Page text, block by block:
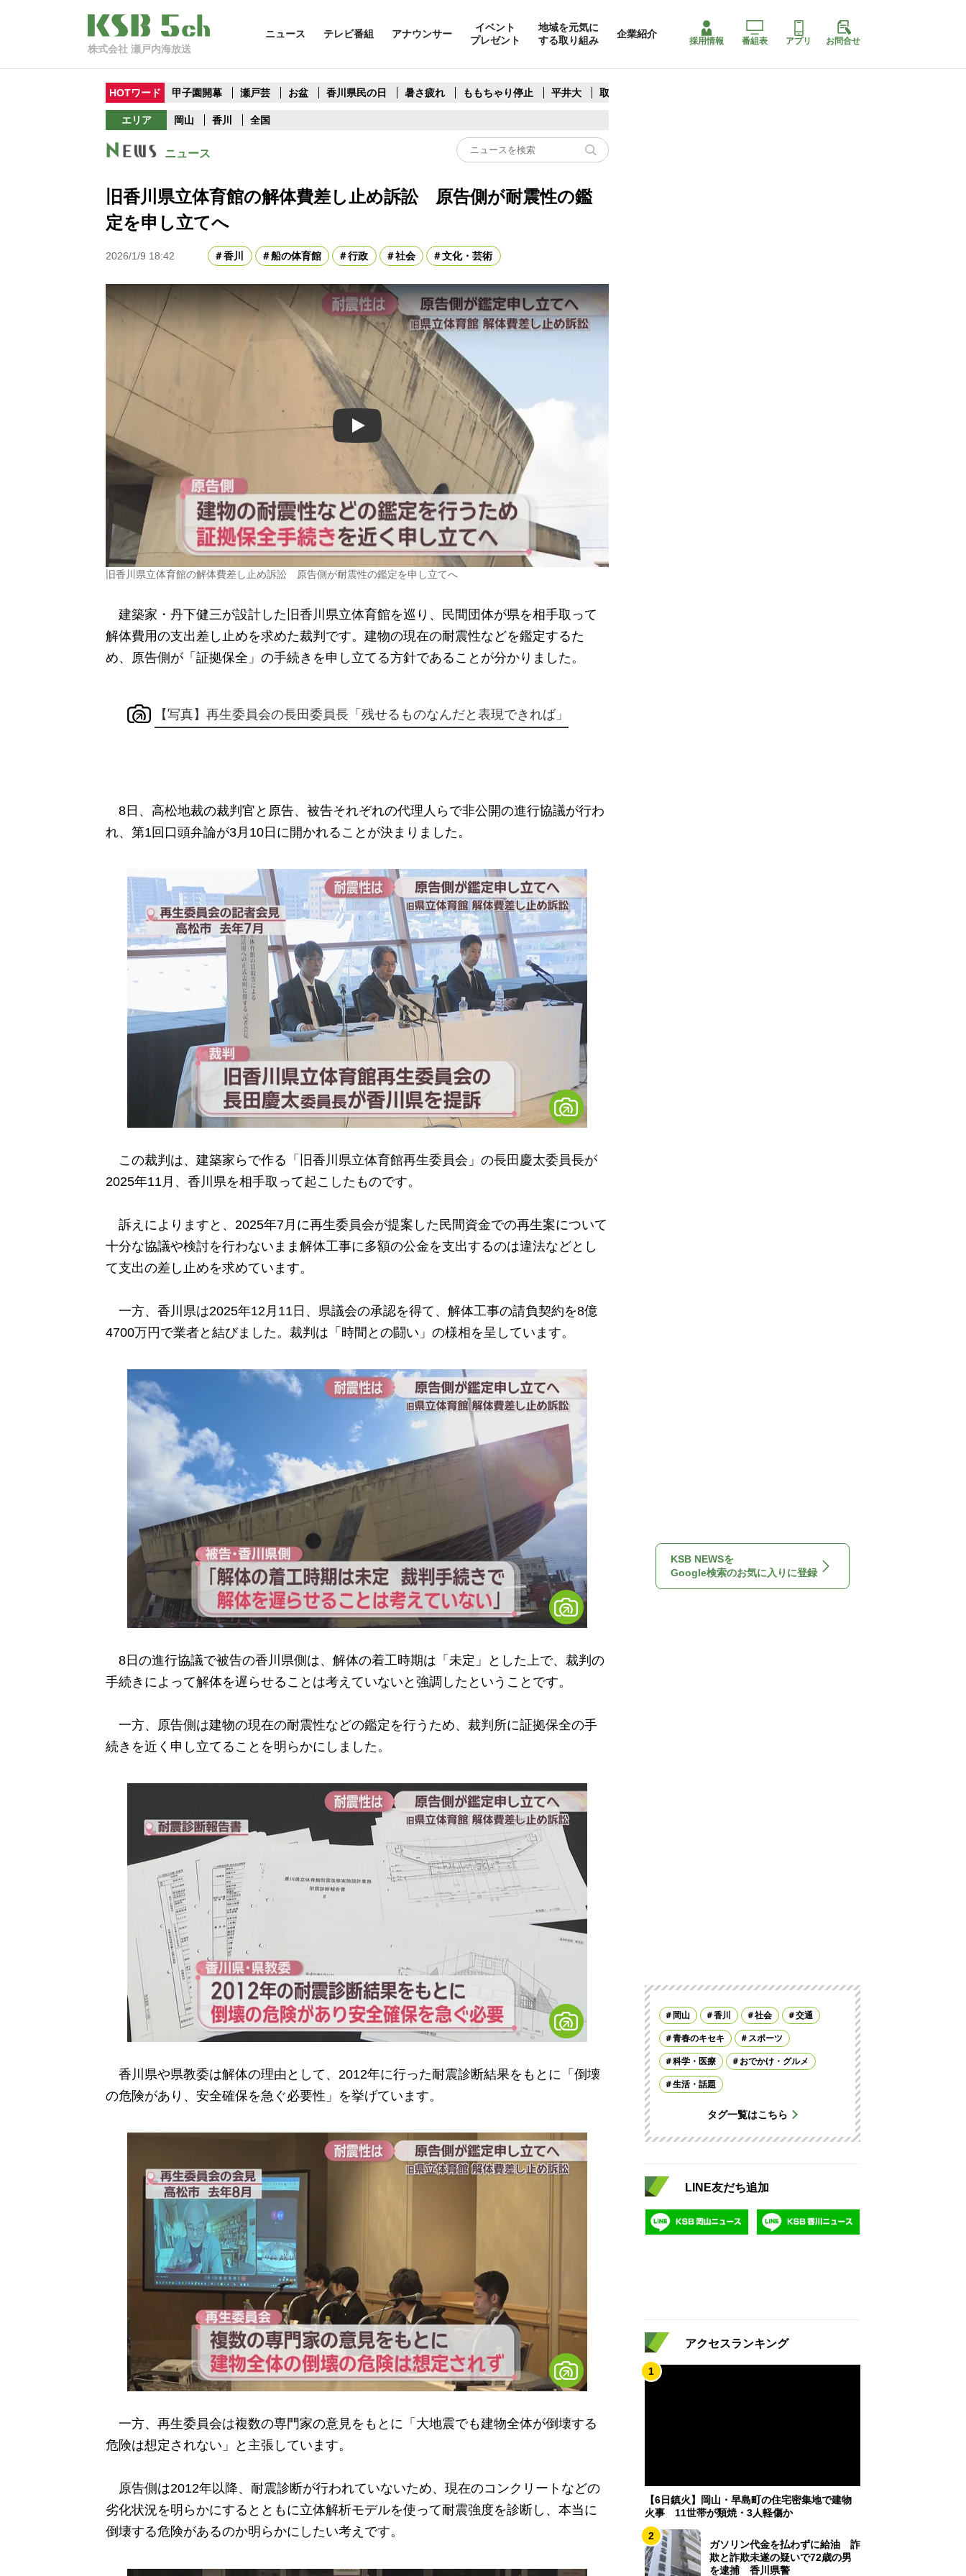
株式会社 瀬戸内海放送
ニュース テレビ番組 アナウンサー
イベント
プレゼント
地域を元気に
する取り組み
企業紹介
採用情報 番組表 アプリ お問合せ
HOTワード 甲子園開幕 瀬戸芸 お盆 香川県民の日 暑さ疲れ ももちゃり停止 平井大 取水制限
エリア 岡山 香川 全国
ニュース
旧香川県立体育館の解体費差し止め訴訟 原告側が耐震性の鑑
定を申し立てへ
2026/1/9 18:42 香川 船の体育館 行政 社会 文化・芸術
Play
旧香川県立体育館の解体費差し止め訴訟 原告側が耐震性の鑑定を申し立てへ
建築家・丹下健三が設計した旧香川県立体育館を巡り、民間団体が県を相手取って
解体費用の支出差し止めを求めた裁判です。建物の現在の耐震性などを鑑定するた
め、原告側が「証拠保全」の手続きを申し立てる方針であることが分かりました。
【写真】再生委員会の長田委員長「残せるものなんだと表現できれば」
8日、高松地裁の裁判官と原告、被告それぞれの代理人らで非公開の進行協議が行わ
れ、第1回口頭弁論が3月10日に開かれることが決まりました。
この裁判は、建築家らで作る「旧香川県立体育館再生委員会」の長田慶太委員長が
2025年11月、香川県を相手取って起こしたものです。
訴えによりますと、2025年7月に再生委員会が提案した民間資金での再生案について
十分な協議や検討を行わないまま解体工事に多額の公金を支出するのは違法などとし
て支出の差し止めを求めています。
一方、香川県は2025年12月11日、県議会の承認を得て、解体工事の請負契約を8億
4700万円で業者と結びました。裁判は「時間との闘い」の様相を呈しています。
8日の進行協議で被告の香川県側は、解体の着工時期は「未定」とした上で、裁判の
手続きによって解体を遅らせることは考えていないと強調したということです。
一方、原告側は建物の現在の耐震性などの鑑定を行うため、裁判所に証拠保全の手
続きを近く申し立てることを明らかにしました。
香川県や県教委は解体の理由として、2012年に行った耐震診断結果をもとに「倒壊
の危険があり、安全確保を急ぐ必要性」を挙げています。
一方、再生委員会は複数の専門家の意見をもとに「大地震でも建物全体が倒壊する
危険は想定されない」と主張しています。
原告側は2012年以降、耐震診断が行われていないため、現在のコンクリートなどの
劣化状況を明らかにするとともに立体解析モデルを使って耐震強度を診断し、本当に
倒壊する危険があるのか明らかにしたい考えです。
KSB NEWSを
Google検索のお気に入りに登録
岡山 香川 社会 交通
青春のキセキ スポーツ
科学・医療 おでかけ・グルメ
生活・話題
タグ一覧はこちら
LINE友だち追加
アクセスランキング
1
【6日鎮火】岡山・早島町の住宅密集地で建物
火事 11世帯が類焼・3人軽傷か
2
ガソリン代金を払わずに給油 詐
欺と詐欺未遂の疑いで72歳の男
を逮捕 香川県警